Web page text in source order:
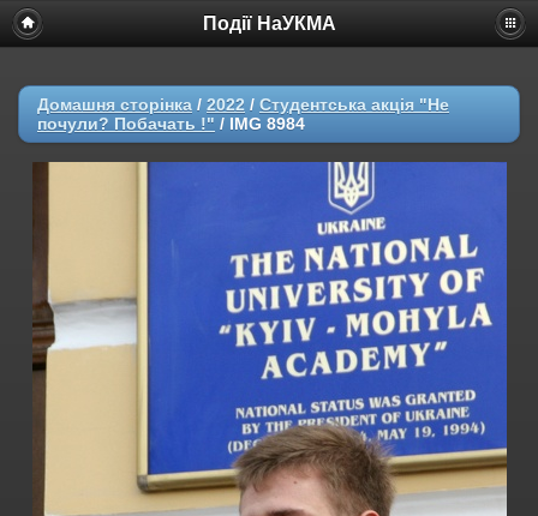
Події НаУКМА
Домашня сторінка / 2022 / Студентська акція "Не
почули? Побачать !" / IMG 8984